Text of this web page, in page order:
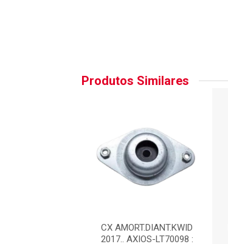
Produtos Similares
CX AMORT.DIANT.KWID
2017.. AXIOS-LT70098 :